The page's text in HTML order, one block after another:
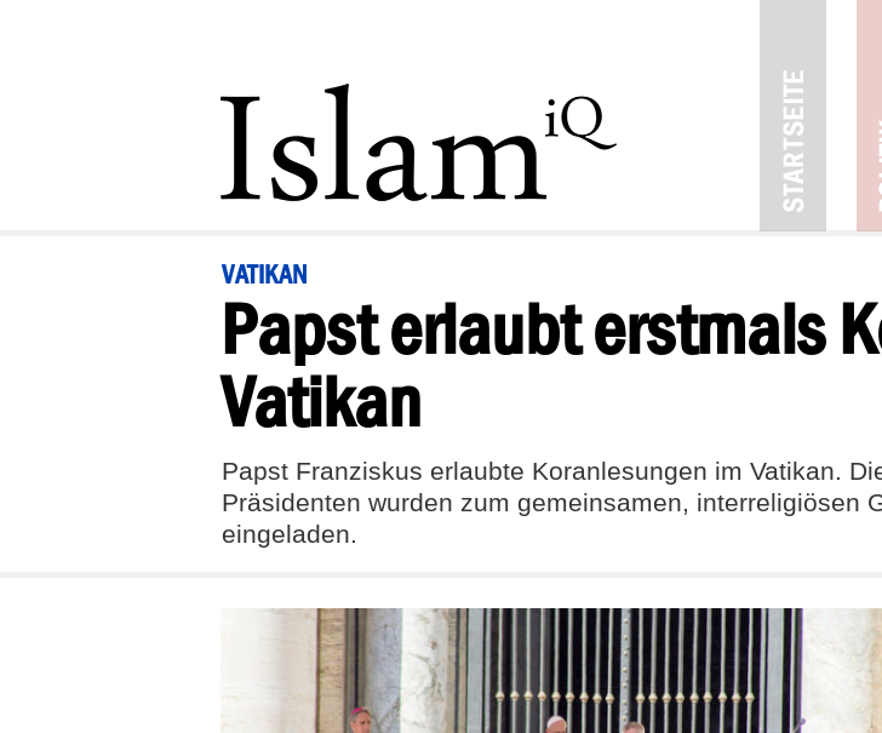
VATIKAN
Papst erlaubt erstmals
Vatikan
Papst Franziskus erlaubte Koranlesungen im Vatikan.
Präsidenten wurden zum gemeinsamen, interreligiösen
eingeladen.